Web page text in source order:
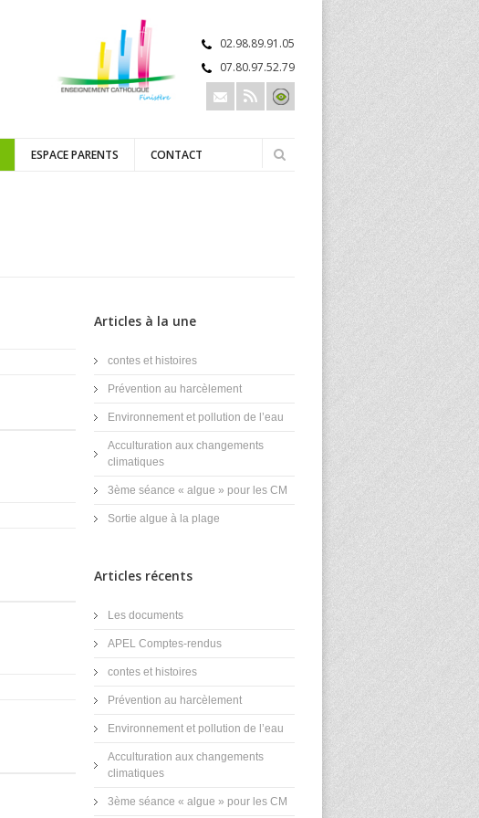
02.98.89.91.05
07.80.97.52.79
ESPACE PARENTS CONTACT
Articles à la une
contes et histoires
Prévention au harcèlement
Environnement et pollution de l’eau
Acculturation aux changements
climatiques
3ème séance « algue » pour les CM
Sortie algue à la plage
Articles récents
Les documents
APEL Comptes-rendus
contes et histoires
Prévention au harcèlement
Environnement et pollution de l’eau
Acculturation aux changements
climatiques
3ème séance « algue » pour les CM